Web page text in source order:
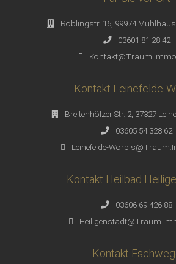
Röblingstr. 16, 99974
03601 81 28 42
Kontakt Leinefelde-
Breitenhölzer Str. 2, 37327
03605 54 328 62
Leinefelde-
Kontakt Heilbad
03606 69 426 88
Kontakt